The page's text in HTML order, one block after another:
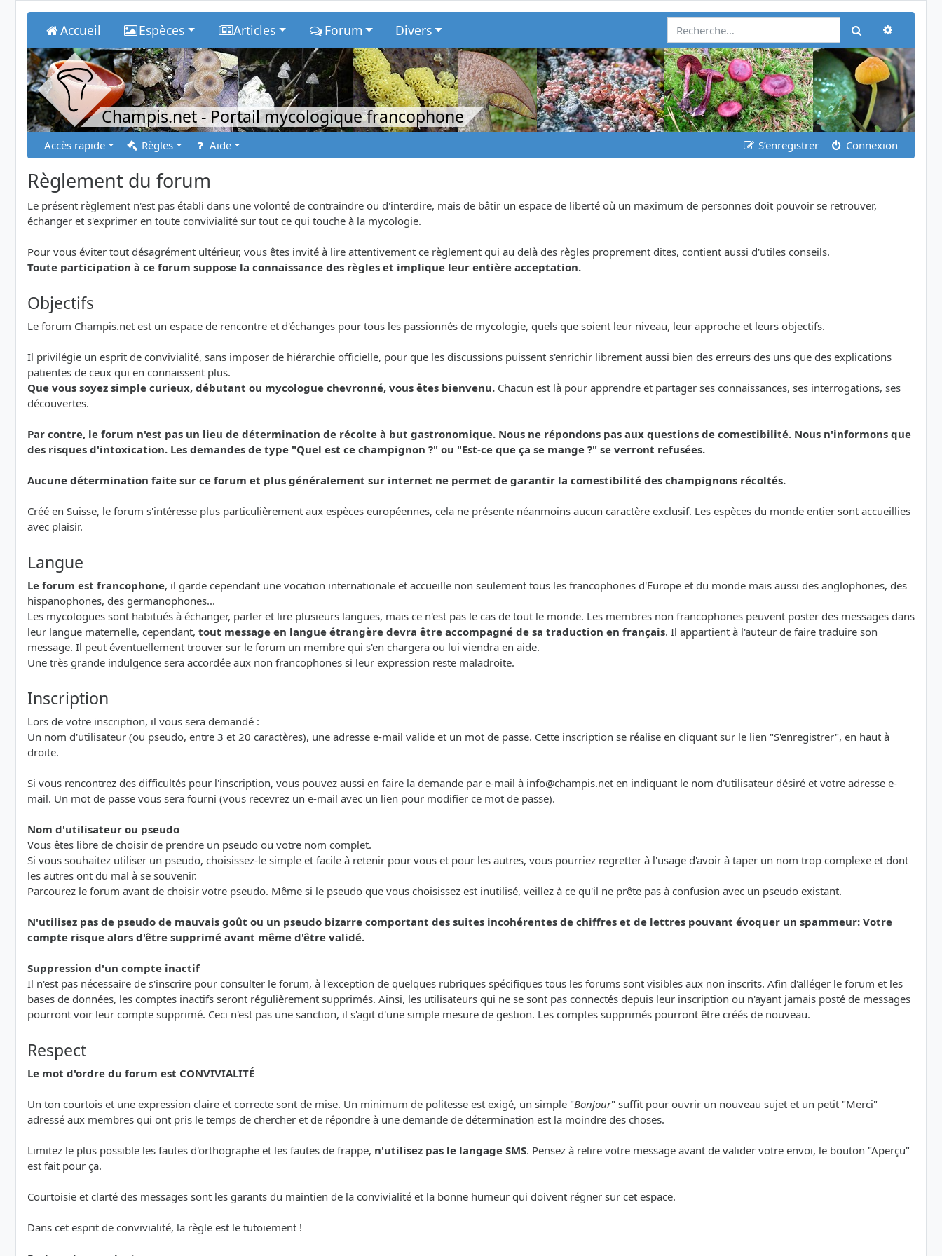
Accueil Espèces Articles Forum Divers Rechercher
Champis.net- Portail mycologique francophone
Accès rapide Règles Aide S’enregistrer Connexion
Règlement du forum
Le présent règlement n'est pas établi dans une volonté de contraindre ou d'interdire, mais de bâtir un espace de liberté où un maximum de personnes doit pouvoir se retrouver,
échanger et s'exprimer en toute convivialité sur tout ce qui touche à la mycologie.
Pour vous éviter tout désagrément ultérieur, vous êtes invité à lire attentivement ce règlement qui au delà des règles proprement dites, contient aussi d'utiles conseils.
Toute participation à ce forum suppose la connaissance des règles et implique leur entière acceptation.
Objectifs
Le forum Champis.net est un espace de rencontre et d'échanges pour tous les passionnés de mycologie, quels que soient leur niveau, leur approche et leurs objectifs.
Il privilégie un esprit de convivialité, sans imposer de hiérarchie officielle, pour que les discussions puissent s'enrichir librement aussi bien des erreurs des uns que des explications
patientes de ceux qui en connaissent plus.
Que vous soyez simple curieux, débutant ou mycologue chevronné, vous êtes bienvenu. Chacun est là pour apprendre et partager ses connaissances, ses interrogations, ses
découvertes.
Par contre, le forum n'est pas un lieu de détermination de récolte à but gastronomique. Nous ne répondons pas aux questions de comestibilité. Nous n'informons que
des risques d'intoxication. Les demandes de type "Quel est ce champignon ?" ou "Est-ce que ça se mange ?" se verront refusées.
Aucune détermination faite sur ce forum et plus généralement sur internet ne permet de garantir la comestibilité des champignons récoltés.
Créé en Suisse, le forum s'intéresse plus particulièrement aux espèces européennes, cela ne présente néanmoins aucun caractère exclusif. Les espèces du monde entier sont accueillies
avec plaisir.
Langue
Le forum est francophone, il garde cependant une vocation internationale et accueille non seulement tous les francophones d'Europe et du monde mais aussi des anglophones, des
hispanophones, des germanophones...
Les mycologues sont habitués à échanger, parler et lire plusieurs langues, mais ce n'est pas le cas de tout le monde. Les membres non francophones peuvent poster des messages dans
leur langue maternelle, cependant, tout message en langue étrangère devra être accompagné de sa traduction en français. Il appartient à l'auteur de faire traduire son
message. Il peut éventuellement trouver sur le forum un membre qui s'en chargera ou lui viendra en aide.
Une très grande indulgence sera accordée aux non francophones si leur expression reste maladroite.
Inscription
Lors de votre inscription, il vous sera demandé :
Un nom d'utilisateur (ou pseudo, entre 3 et 20 caractères), une adresse e-mail valide et un mot de passe. Cette inscription se réalise en cliquant sur le lien "S'enregistrer", en haut à
droite.
Si vous rencontrez des difficultés pour l'inscription, vous pouvez aussi en faire la demande par e-mail à info@champis.net en indiquant le nom d'utilisateur désiré et votre adresse e-
mail. Un mot de passe vous sera fourni (vous recevrez un e-mail avec un lien pour modifier ce mot de passe).
Nom d'utilisateur ou pseudo
Vous êtes libre de choisir de prendre un pseudo ou votre nom complet.
Si vous souhaitez utiliser un pseudo, choisissez-le simple et facile à retenir pour vous et pour les autres, vous pourriez regretter à l'usage d'avoir à taper un nom trop complexe et dont
les autres ont du mal à se souvenir.
Parcourez le forum avant de choisir votre pseudo. Même si le pseudo que vous choisissez est inutilisé, veillez à ce qu'il ne prête pas à confusion avec un pseudo existant.
N'utilisez pas de pseudo de mauvais goût ou un pseudo bizarre comportant des suites incohérentes de chiffres et de lettres pouvant évoquer un spammeur: Votre
compte risque alors d'être supprimé avant même d'être validé.
Suppression d'un compte inactif
Il n'est pas nécessaire de s'inscrire pour consulter le forum, à l'exception de quelques rubriques spécifiques tous les forums sont visibles aux non inscrits. Afin d'alléger le forum et les
bases de données, les comptes inactifs seront régulièrement supprimés. Ainsi, les utilisateurs qui ne se sont pas connectés depuis leur inscription ou n'ayant jamais posté de messages
pourront voir leur compte supprimé. Ceci n'est pas une sanction, il s'agit d'une simple mesure de gestion. Les comptes supprimés pourront être créés de nouveau.
Respect
Le mot d'ordre du forum est CONVIVIALITÉ
Un ton courtois et une expression claire et correcte sont de mise. Un minimum de politesse est exigé, un simple "Bonjour" suffit pour ouvrir un nouveau sujet et un petit "Merci"
adressé aux membres qui ont pris le temps de chercher et de répondre à une demande de détermination est la moindre des choses.
Limitez le plus possible les fautes d'orthographe et les fautes de frappe, n'utilisez pas le langage SMS. Pensez à relire votre message avant de valider votre envoi, le bouton "Aperçu"
est fait pour ça.
Courtoisie et clarté des messages sont les garants du maintien de la convivialité et la bonne humeur qui doivent régner sur cet espace.
Dans cet esprit de convivialité, la règle est le tutoiement !